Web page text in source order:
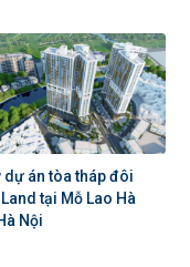
dự án tòa tháp đôi
tại Mỗ Lao Hà
Nội